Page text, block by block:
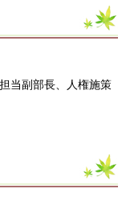
当副部長、人権施策